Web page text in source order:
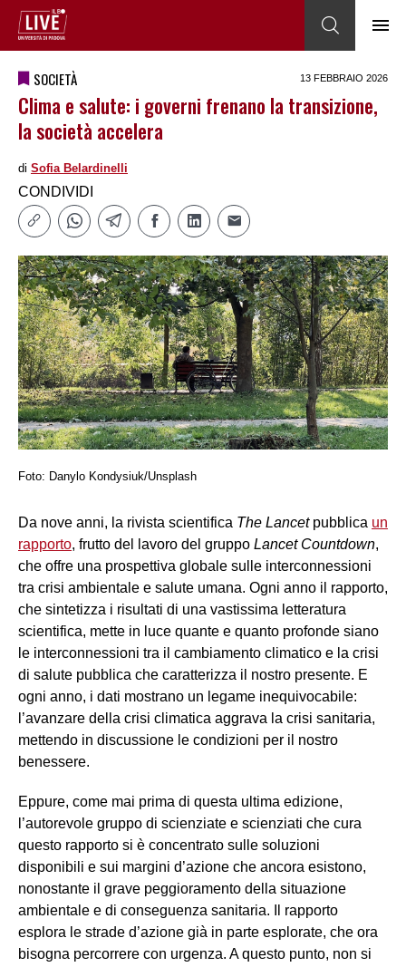
SOCIETÀ 13 FEBBRAIO 2026
Clima e salute: i governi frenano la transizione,
la società accelera
di Sofia Belardinelli
CONDIVIDI
Foto: Danylo Kondysiuk/Unsplash
Da nove anni, la rivista scientifica The Lancetpubblica un
rapporto, frutto del lavoro del gruppo Lancet Countdown,
che offre una prospettiva globale sulle interconnessioni
tra crisi ambientale e salute umana. Ogni anno il rapporto,
che sintetizza i risultati di una vastissima letteratura
scientifica, mette in luce quante e quanto profonde siano
le interconnessioni tra il cambiamento climatico e la crisi
di salute pubblica che caratterizza il nostro presente. E
ogni anno, i dati mostrano un legame inequivocabile:
l’avanzare della crisi climatica aggrava la crisi sanitaria,
mettendo in discussione le condizioni per il nostro
benessere.
Eppure, come mai prima di questa ultima edizione,
l’autorevole gruppo di scienziate e scienziati che cura
questo rapporto si è concentrato sulle soluzioni
disponibili e sui margini d’azione che ancora esistono,
nonostante il grave peggioramento della situazione
ambientale e di conseguenza sanitaria. Il rapporto
esplora le strade d’azione già in parte esplorate, che ora
bisogna percorrere con urgenza. A questo punto, non si